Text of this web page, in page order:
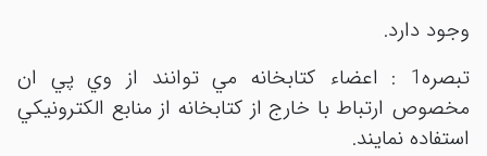
وجود دارد.
تبصره1 : اعضاء کتابخانه مي توانند از وي پي ان
مخصوص ارتباط با خارج از کتابخانه از منابع الکترونيکي
استفاده نمايند.